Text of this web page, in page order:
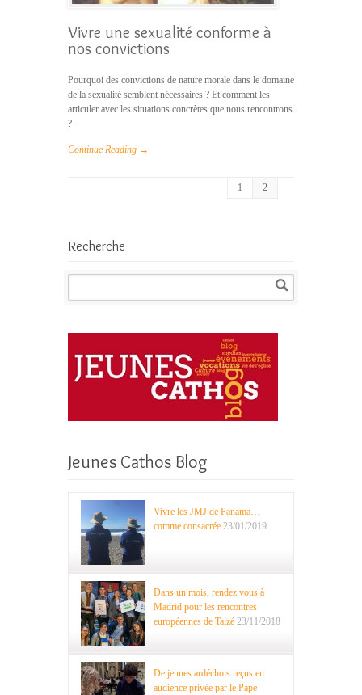
Vivre une sexualité conforme à
nos convictions
Pourquoi des convictions de nature morale dans le domaine
de la sexualité semblent nécessaires ? Et comment les
articuler avec les situations concrètes que nous rencontrons
?
Continue Reading →
1 2
Recherche
Jeunes Cathos Blog
Vivre les JMJ de Panama…
comme consacrée 23/01/2019
Dans un mois, rendez vous à
Madrid pour les rencontres
européennes de Taizé 23/11/2018
De jeunes ardéchois reçus en
audience privée par le Pape